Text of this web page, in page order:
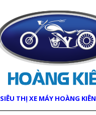
SIÊU THỊ XE MÁY HOÀNG KIÊN